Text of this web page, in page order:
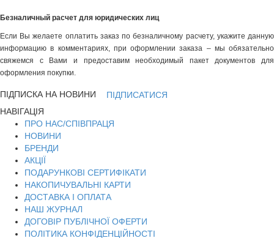
Безналичный расчет для юридических лиц
Если Вы желаете оплатить заказ по безналичному расчету, укажите данную
информацию в комментариях, при оформлении заказа – мы обязательно
свяжемся с Вами и предоставим необходимый пакет документов для
оформления покупки.
ПІДПИСКА НА НОВИНИ
ПІДПИСАТИСЯ
НАВІГАЦІЯ
ПРО НАС/СПІВПРАЦЯ
НОВИНИ
БРЕНДИ
АКЦІЇ
ПОДАРУНКОВІ СЕРТИФІКАТИ
НАКОПИЧУВАЛЬНІ КАРТИ
ДОСТАВКА І ОПЛАТА
НАШ ЖУРНАЛ
ДОГОВІР ПУБЛІЧНОЇ ОФЕРТИ
ПОЛІТИКА КОНФІДЕНЦІЙНОСТІ